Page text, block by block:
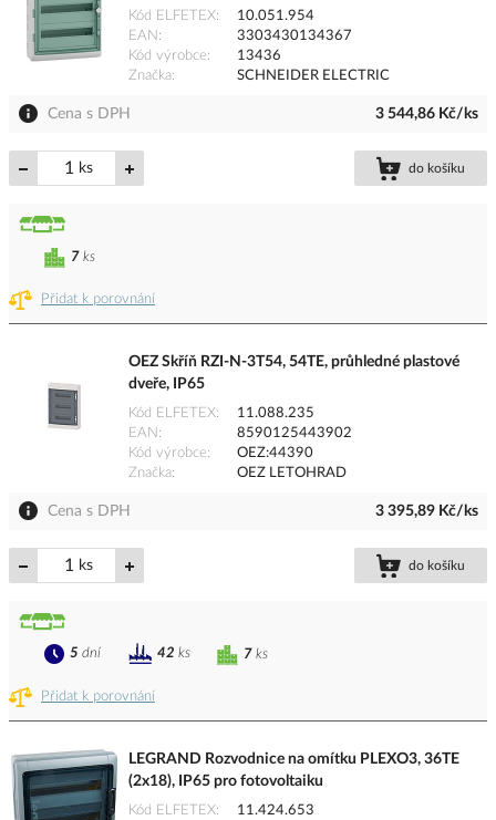
Kód ELFETEX
10.051.954
EAN
3303430134367
Kód výrobce
13436
Značka
SCHNEIDER ELECTRIC
Cena s DPH 3 544,86 Kč/ks
ks do košíku
Přidat k porovnání
7 ks
OEZ Skříň RZI-N-3T54, 54TE, průhledné plastové
dveře, IP65
Kód ELFETEX
11.088.235
EAN
8590125443902
Kód výrobce
OEZ:44390
Značka
OEZ LETOHRAD
Cena s DPH 3 395,89 Kč/ks
ks do košíku
Přidat k porovnání
7 ks
5 dní 42 ks
LEGRAND Rozvodnice na omítku PLEXO3, 36TE
(2x18), IP65 pro fotovoltaiku
Kód ELFETEX
11.424.653